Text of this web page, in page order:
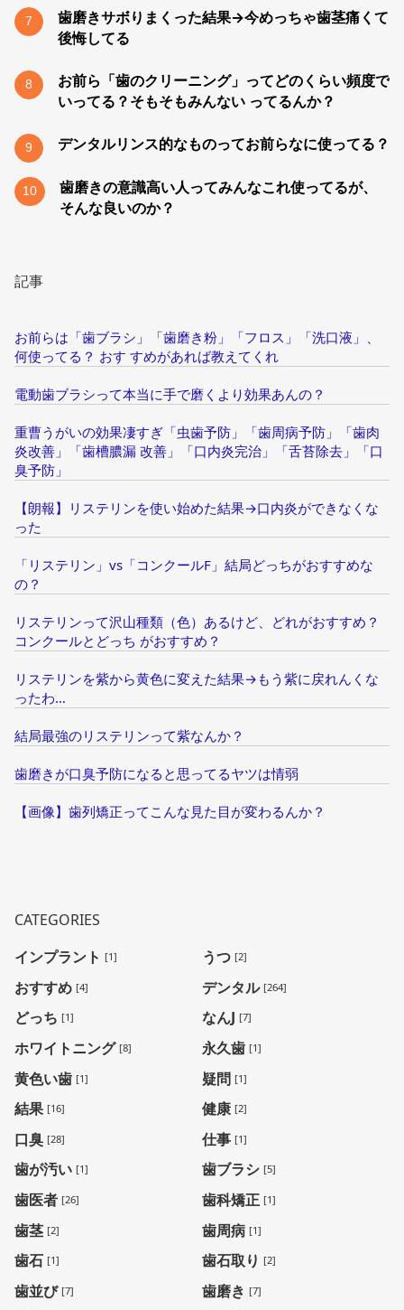
7
歯磨きサボりまくった結果→今めっちゃ歯茎痛くて
後悔してる
8
お前ら「歯のクリーニング」ってどのくらい頻度で
いってる？そもそもみんない ってるんか？
9 デンタルリンス的なものってお前らなに使ってる？
10
歯磨きの意識高い人ってみんなこれ使ってるが、
そんな良いのか？
記事
お前らは「歯ブラシ」「歯磨き粉」「フロス」「洗口液」、
何使ってる？ おす すめがあれば教えてくれ
電動歯ブラシって本当に手で磨くより効果あんの？
重曹うがいの効果凄すぎ「虫歯予防」「歯周病予防」「歯肉
炎改善」「歯槽膿漏 改善」「口内炎完治」「舌苔除去」「口
臭予防」
【朗報】リステリンを使い始めた結果→口内炎ができなくな
った
「リステリン」vs「コンクールF」結局どっちがおすすめな
の？
リステリンって沢山種類（色）あるけど、どれがおすすめ？
コンクールとどっち がおすすめ？
リステリンを紫から黄色に変えた結果→もう紫に戻れんくな
ったわ…
結局最強のリステリンって紫なんか？
歯磨きが口臭予防になると思ってるヤツは情弱
【画像】歯列矯正ってこんな見た目が変わるんか？
CATEGORIES
インプラント [1] うつ [2]
おすすめ [4] デンタル [264]
どっち [1] なんJ [7]
ホワイトニング [8] 永久歯 [1]
黄色い歯 [1] 疑問 [1]
結果 [16] 健康 [2]
口臭 [28] 仕事 [1]
歯が汚い [1] 歯ブラシ [5]
歯医者 [26] 歯科矯正 [1]
歯茎 [2] 歯周病 [1]
歯石 [1] 歯石取り [2]
歯並び [7] 歯磨き [7]